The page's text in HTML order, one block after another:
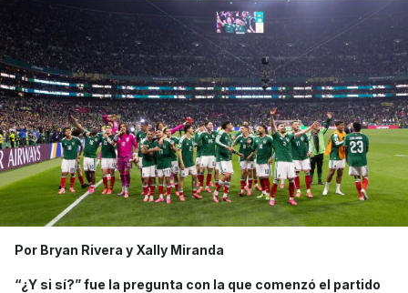
Por Bryan Rivera y Xally Miranda
“¿Y si sí?” fue la pregunta con la que comenzó el partido